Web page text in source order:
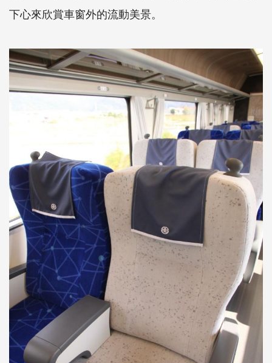
下心來欣賞車窗外的流動美景。